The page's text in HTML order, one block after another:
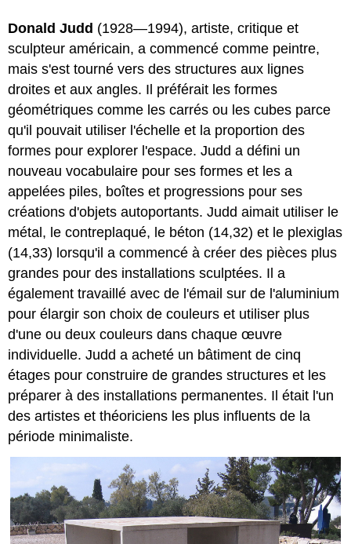
Donald Judd (1928—1994), artiste, critique et
sculpteur américain, a commencé comme peintre,
mais s'est tourné vers des structures aux lignes
droites et aux angles. Il préférait les formes
géométriques comme les carrés ou les cubes parce
qu'il pouvait utiliser l'échelle et la proportion des
formes pour explorer l'espace. Judd a défini un
nouveau vocabulaire pour ses formes et les a
appelées piles, boîtes et progressions pour ses
créations d'objets autoportants. Judd aimait utiliser le
métal, le contreplaqué, le béton (14,32) et le plexiglas
(14,33) lorsqu'il a commencé à créer des pièces plus
grandes pour des installations sculptées. Il a
également travaillé avec de l'émail sur de l'aluminium
pour élargir son choix de couleurs et utiliser plus
d'une ou deux couleurs dans chaque œuvre
individuelle. Judd a acheté un bâtiment de cinq
étages pour construire de grandes structures et les
préparer à des installations permanentes. Il était l'un
des artistes et théoriciens les plus influents de la
période minimaliste.